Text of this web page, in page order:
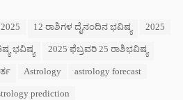
12 ರಾಶಿಗಳ ದೈನಂದಿನ ಭವಿಷ್ಯ 2025
ಭವಿಷ್ಯ 2025 ಫೆಬ್ರವರಿ 25 ರಾಶಿಭವಿಷ್ಯ
Astrology astrology forecast
prediction